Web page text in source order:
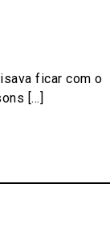
ficar com o
[...]